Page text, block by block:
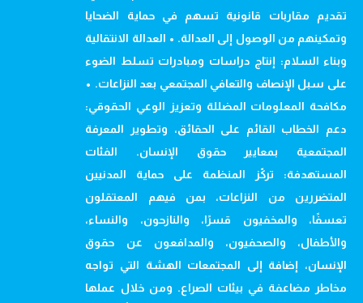
تقديم مقاربات قانونية تسهم في حماية الضحايا
وتمكينهم من الوصول إلى العدالة. • العدالة الانتقالية
وبناء السلام: إنتاج دراسات ومبادرات تسلط الضوء
على سبل الإنصاف والتعافي المجتمعي بعد النزاعات. •
مكافحة المعلومات المضللة وتعزيز الوعي الحقوقي:
دعم الخطاب القائم على الحقائق، وتطوير المعرفة
المجتمعية بمعايير حقوق الإنسان. الفئات
المستهدفة: تركّز المنظمة على حماية المدنيين
المتضررين من النزاعات، بمن فيهم المعتقلون
تعسفًا، والمخفيون قسرًا، والنازحون، والنساء،
والأطفال، والصحفيون، والمدافعون عن حقوق
الإنسان، إضافة إلى المجتمعات الهشة التي تواجه
مخاطر مضاعفة في بيئات الصراع. ومن خلال عملها